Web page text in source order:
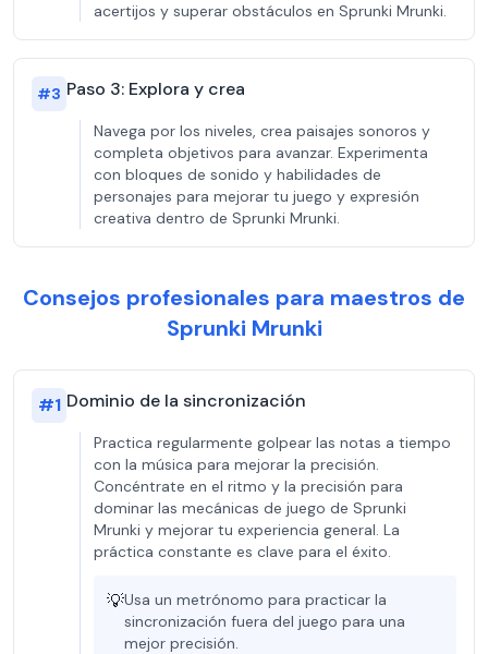
acertijos y superar obstáculos en Sprunki Mrunki.
#3 Paso 3: Explora y crea
Navega por los niveles, crea paisajes sonoros y
completa objetivos para avanzar. Experimenta
con bloques de sonido y habilidades de
personajes para mejorar tu juego y expresión
creativa dentro de Sprunki Mrunki.
Consejos profesionales para maestros de
Sprunki Mrunki
#1 Dominio de la sincronización
Practica regularmente golpear las notas a tiempo
con la música para mejorar la precisión.
Concéntrate en el ritmo y la precisión para
dominar las mecánicas de juego de Sprunki
Mrunki y mejorar tu experiencia general. La
práctica constante es clave para el éxito.
💡Usa un metrónomo para practicar la
sincronización fuera del juego para una
mejor precisión.